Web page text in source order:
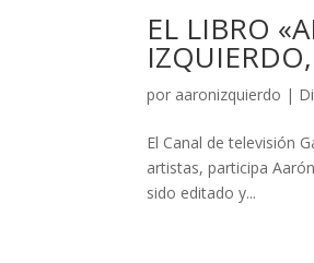
EL LIBRO
por aaronizquierdo |
El Canal de televisión
artistas, participa
sido editado y...